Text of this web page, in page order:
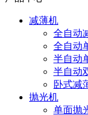
减薄机
全自动
全自动
半自动
半自动
卧式减
抛光机
单面抛